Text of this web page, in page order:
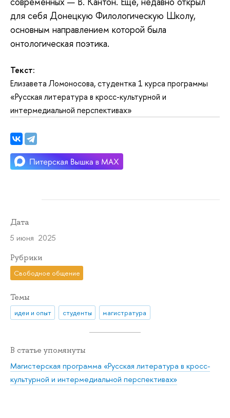
для себя Донецкую Филологическую Школу,
основным направлением которой была
онтологическая поэтика.
Текст:
Елизавета Ломоносова, студентка 1 курса программы
«Русская литература в кросс-культурной и
интермедиальной перспективах»
Дата
5 июня 2025
Рубрики
Свободное общение
Темы
идеи и опыт студенты магистратура
В статье упомянуты
Магистерская программа «Русская литература в кросс-
культурной и интермедиальной перспективах»